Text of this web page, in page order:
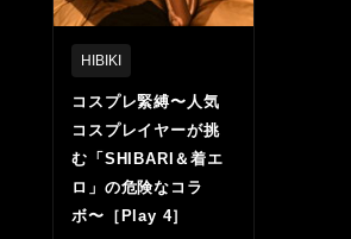
HIBIKI
コスプレ緊縛〜人気
コスプレイヤーが挑
む「SHIBARI＆着エ
ロ」の危険なコラ
ボ〜［Play 4］